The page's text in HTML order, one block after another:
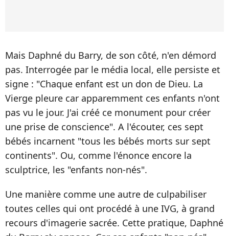
Mais Daphné du Barry, de son côté, n'en démord
pas. Interrogée par le média local, elle persiste et
signe : "Chaque enfant est un don de Dieu. La
Vierge pleure car apparemment ces enfants n'ont
pas vu le jour. J'ai créé ce monument pour créer
une prise de conscience". A l'écouter, ces sept
bébés incarnent "tous les bébés morts sur sept
continents". Ou, comme l'énonce encore la
sculptrice, les "enfants non-nés".
Une manière comme une autre de culpabiliser
toutes celles qui ont procédé à une IVG, à grand
recours d'imagerie sacrée. Cette pratique, Daphné